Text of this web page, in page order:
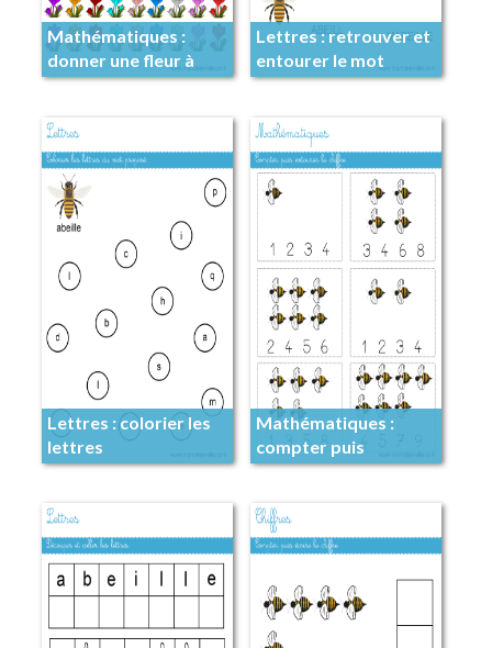
Mathématiques :
donner une fleur à
chaque abeille
Lettres : retrouver et
entourer le mot
Lettres : colorier les
lettres
Mathématiques :
compter puis
entourer